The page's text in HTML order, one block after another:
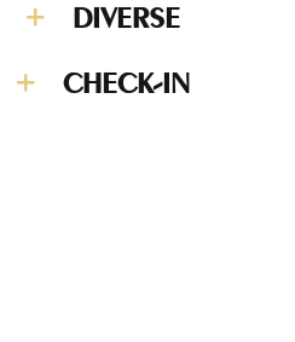
DIVERSE
CHECK-IN